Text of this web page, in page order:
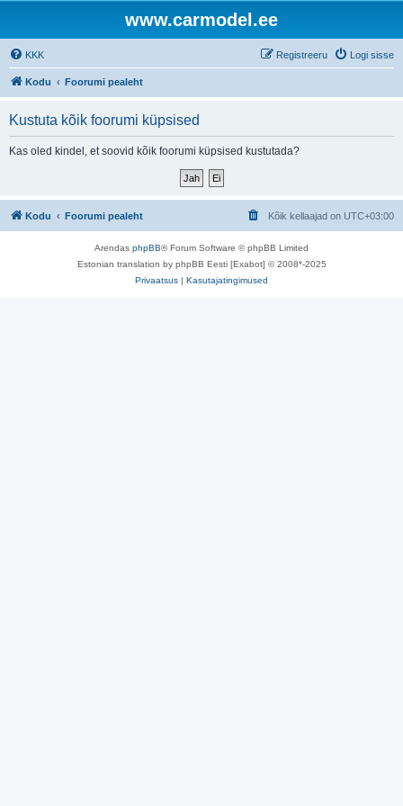
www.carmodel.ee
KKK Logi sisse
Registreeru
Kodu Foorumi pealeht
Kustuta kõik foorumi küpsised
Kas oled kindel, et soovid kõik foorumi küpsised kustutada?
Kodu Foorumi pealeht Kõik kellaajad on UTC+03:00
Arendas phpBB® Forum Software © phpBB Limited
Estonian translation by phpBB Eesti [Exabot] © 2008*-2025
Privaatsus | Kasutajatingimused